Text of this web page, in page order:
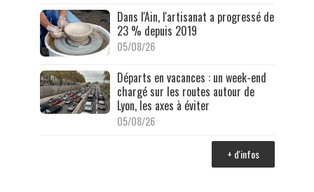
Dans l'Ain, l'artisanat a progressé de
23 % depuis 2019
05/08/26
Départs en vacances : un week-end
chargé sur les routes autour de
Lyon, les axes à éviter
05/08/26
+ d'infos